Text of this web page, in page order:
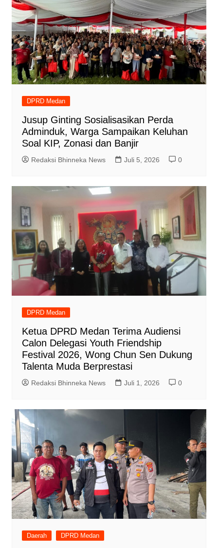
DPRD Medan
Jusup Ginting Sosialisasikan Perda
Adminduk, Warga Sampaikan Keluhan
Soal KIP, Zonasi dan Banjir
Redaksi Bhinneka News Juli 5, 2026 0
DPRD Medan
Ketua DPRD Medan Terima Audiensi
Calon Delegasi Youth Friendship
Festival 2026, Wong Chun Sen Dukung
Talenta Muda Berprestasi
Redaksi Bhinneka News Juli 1, 2026 0
Daerah DPRD Medan